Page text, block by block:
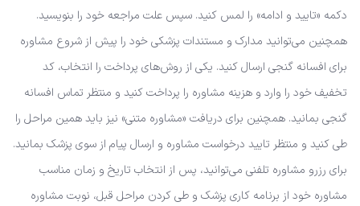
دکمه «تایید و ادامه» را لمس کنید. سپس علت مراجعه خود را بنویسید.
همچنین می‌توانید مدارک و مستندات پزشکی خود را پیش از شروع مشاوره
برای افسانه گنجی ارسال کنید. یکی از روش‌های پرداخت را انتخاب، کد
تخفیف خود را وارد و هزینه مشاوره را پرداخت کنید و منتظر تماس افسانه
گنجی بمانید. همچنین برای دریافت «مشاوره متنی» نیز باید همین مراحل را
طی کنید و منتظر تایید درخواست مشاوره و ارسال پیام از سوی پزشک بمانید.
برای رزرو مشاوره تلفنی می‌توانید، پس از انتخاب تاریخ و زمان مناسب
مشاوره خود از برنامه کاری پزشک و طی کردن مراحل قبل، نوبت مشاوره